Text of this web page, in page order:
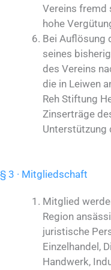
Vereins fremd
hohe
Bei Auflösung
seines
des Vereins
die in Leiwen
Reh Stiftung
Zinserträge
Unterstützung
§ 3 · Mitgliedschaft
Mitglied
Region
juristische
Einzelhandel,
Handwerk,